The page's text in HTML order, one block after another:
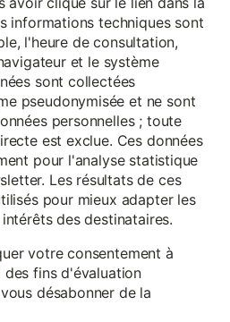
informations techniques sont
l'heure de consultation,
et le système
sont collectées
pseudonymisée et ne sont
personnelles ; toute
est exclue. Ces données
pour l'analyse statistique
Les résultats de ces
pour mieux adapter les
des destinataires.
votre consentement à
des fins d'évaluation
désabonner de la